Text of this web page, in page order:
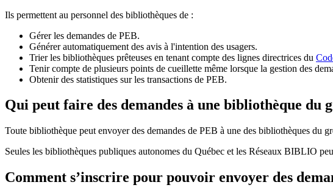
Ils permettent au personnel des bibliothèques de :
Gérer les demandes de PEB.
Générer automatiquement des avis à l'intention des usagers.
Trier les bibliothèques prêteuses en tenant compte des lignes directrices du
Tenir compte de plusieurs points de cueillette même lorsque la gestion des
Obtenir des statistiques sur les transactions de PEB.
Qui peut faire des demandes à une bibliothèque du
Toute bibliothèque peut envoyer des demandes de PEB à une des bibliothèques du
Seules les bibliothèques publiques autonomes du Québec et les Réseaux BIBLIO
Comment s’inscrire pour pouvoir envoyer des